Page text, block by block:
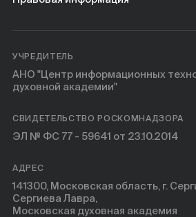
УЧРЕДИТЕЛЬ
АНО "Центр информационных
духовной академии"
СВИДЕТЕЛЬСТВО РОСКОМНАДЗОРА
ЭЛ № ФС 77 - 59641 от 23.10.2014
АДРЕС
141300, Московская область, г.
Сергиева Лавра,
Московская духовная академия